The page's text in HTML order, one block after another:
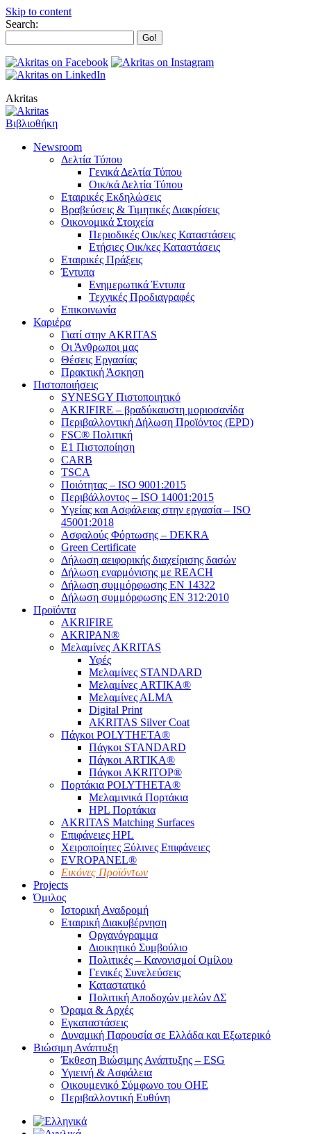
Skip to content
Search:
Akritas
Βιβλιοθήκη
Newsroom
Δελτία Τύπου
Γενικά Δελτία Τύπου
Οικ/κά Δελτία Τύπου
Εταιρικές Εκδηλώσεις
Βραβεύσεις & Τιμητικές Διακρίσεις
Οικονομικά Στοιχεία
Περιοδικές Οικ/κες Καταστάσεις
Ετήσιες Οικ/κες Καταστάσεις
Εταιρικές Πράξεις
Έντυπα
Ενημερωτικά Έντυπα
Τεχνικές Προδιαγραφές
Επικοινωνία
Καριέρα
Γιατί στην AKRITAS
Οι Άνθρωποι μας
Θέσεις Εργασίας
Πρακτική Άσκηση
Πιστοποιήσεις
SYNESGY Πιστοποιητικό
AKRIFIRE – βραδύκαυστη μοριοσανίδα
Περιβαλλοντική Δήλωση Προϊόντος (EPD)
FSC® Πολιτική
E1 Πιστοποίηση
CARB
TSCA
Πoιότητας – ISO 9001:2015
Περιβάλλοντος – ISO 14001:2015
Yγείας και Ασφάλειας στην εργασία – ISO
45001:2018
Ασφαλούς Φόρτωσης – DEKRA
Green Certificate
Δήλωση αειφορικής διαχείρισης δασών
Δήλωση εναρμόνισης με REACH
Δήλωση συμμόρφωσης EN 14322
Δήλωση συμμόρφωσης EN 312:2010
Προϊόντα
AKRIFIRE
AKRIPAN®
Μελαμίνες AKRITAS
Υφές
Μελαμίνες STANDARD
Μελαμίνες ARTIKA®
Μελαμίνες ΑLMA
Digital Print
AKRITAS Silver Coat
Πάγκοι POLYTHETA®
Πάγκοι STANDARD
Πάγκοι ARTIKA®
Πάγκοι AKRITOP®
Πορτάκια POLYTHETA®
Μελαμινικά Πορτάκια
HPL Πορτάκια
AKRITAS Matching Surfaces
Επιφάνειες HPL
Χειροποίητες Ξύλινες Επιφάνειες
EVROPANEL®
Εικόνες Προϊόντων
Projects
Όμιλος
Ιστορική Αναδρομή
Εταιρική Διακυβέρνηση
Οργανόγραμμα
Διοικητικό Συμβούλιο
Πολιτικές – Κανονισμοί Ομίλου
Γενικές Συνελεύσεις
Καταστατικό
Πολιτική Αποδοχών μελών ΔΣ
Όραμα & Αρχές
Εγκαταστάσεις
Δυναμική Παρουσία σε Ελλάδα και Εξωτερικό
Βιώσιμη Ανάπτυξη
Έκθεση Βιώσιμης Ανάπτυξης – ESG
Υγιεινή & Ασφάλεια
Οικουμενικό Σύμφωνο του ΟΗΕ
Περιβαλλοντική Ευθύνη